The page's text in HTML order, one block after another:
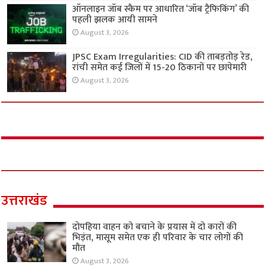
ऑनलाइन जॉब स्कैम पर आधारित ‘जॉब ट्रैफिकिंग’ की
पहली झलक आयी सामने
August 3, 2026
JPSC Exam Irregularities: CID की ताबड़तोड़ रेड,
रांची समेत कई जिलों में 15-20 ठिकानों पर छापेमारी
August 3, 2026
उत्तराखंड
दोपहिया वाहन को बचाने के प्रयास में दो कारों की
भिड़ंत, मासूम समेत एक ही परिवार के चार लोगों की
मौत
August 3, 2026